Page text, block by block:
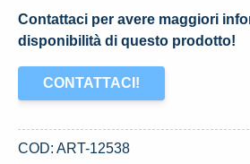
Contattaci per avere maggiori
disponibilità di questo prodotto!
CONTATTACI!
COD: ART-12538